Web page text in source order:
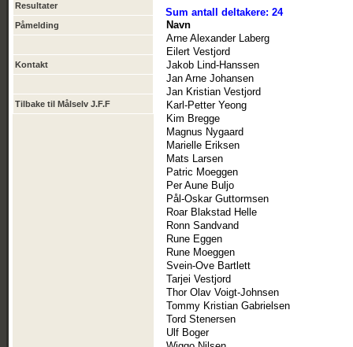
Resultater
Påmelding
Kontakt
Tilbake til Målselv J.F.F
Sum antall deltakere: 24
Navn
Arne Alexander Laberg
Eilert Vestjord
Jakob Lind-Hanssen
Jan Arne Johansen
Jan Kristian Vestjord
Karl-Petter Yeong
Kim Bregge
Magnus Nygaard
Marielle Eriksen
Mats Larsen
Patric Moeggen
Per Aune Buljo
Pål-Oskar Guttormsen
Roar Blakstad Helle
Ronn Sandvand
Rune Eggen
Rune Moeggen
Svein-Ove Bartlett
Tarjei Vestjord
Thor Olav Voigt-Johnsen
Tommy Kristian Gabrielsen
Tord Stenersen
Ulf Boger